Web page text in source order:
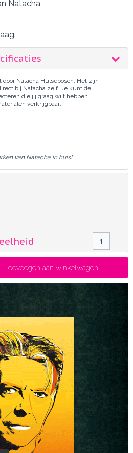
Natacha
Natacha Hulsebosch. Het zijn
bij Natacha zelf. Je kunt de
die jij graag wilt hebben.
verkrijgbaar:
van Natacha in huis!